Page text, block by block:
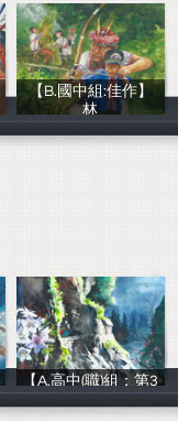
【B.國中組:佳作】
林
熱愛生命文教基
【A.高中(職)組：第3
熱愛生命文教基